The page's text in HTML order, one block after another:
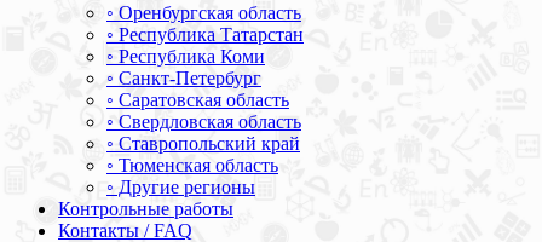
◦ Оренбургская область
◦ Республика Татарстан
◦ Республика Коми
◦ Санкт-Петербург
◦ Саратовская область
◦ Свердловская область
◦ Ставропольский край
◦ Тюменская область
◦ Другие регионы
Контрольные работы
Контакты / FAQ